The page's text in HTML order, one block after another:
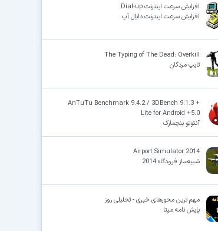
افزایش سرعت اینترنت Dial-up
افزایش سرعت اینترنت دایال آپ
The Typing of The Dead: Overkill
تایپ مردگان
AnTuTu Benchmark 9.4.2 / 3DBench 9.1.3 +
Lite for Android +5.0
آنتوتو بنچمارک
Airport Simulator 2014
شبیه‌ساز فرودگاه 2014
مهم ترین محورهای خبری - تحلیلی روز
پایش نامه مپتا